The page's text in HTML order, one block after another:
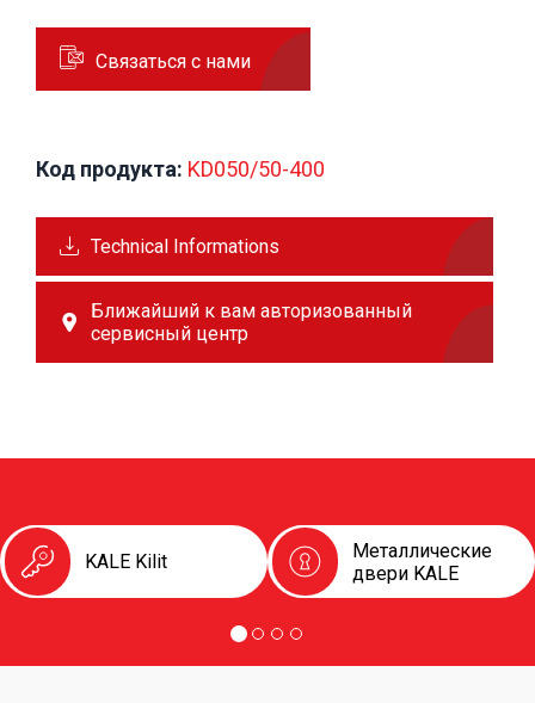
Связаться с нами
Код продукта: KD050/50-400
Technical Informations
Ближайший к вам авторизованный
сервисный центр
KALE Kilit
Металлические
двери KALE